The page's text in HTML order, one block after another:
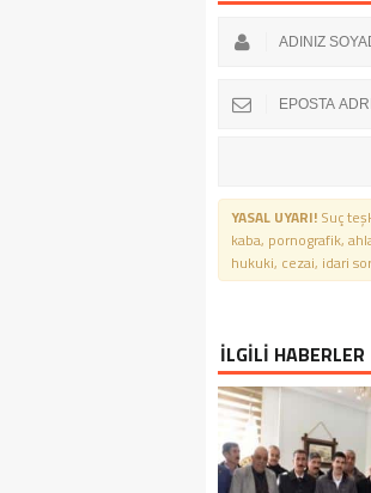
YASAL UYARI! Suç
kaba, pornografik,
hukuki, cezai, idari
İLGİLİ HABERLER